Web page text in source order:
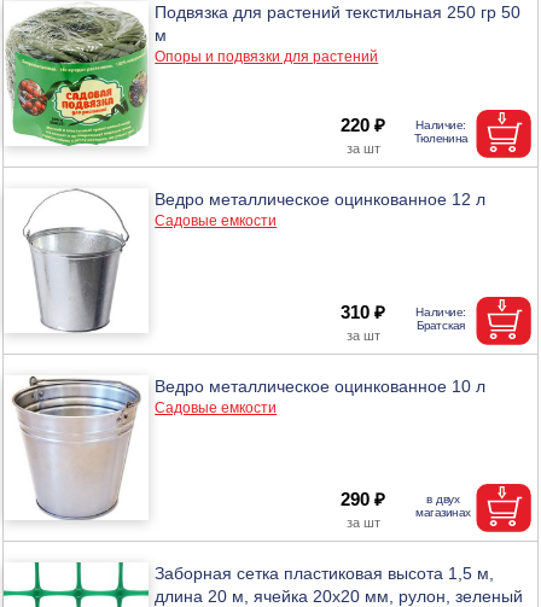
Подвязка для растений текстильная 250 гр 50
м
Опоры и подвязки для растений
220 ₽
Ведро металлическое оцинкованное 12 л
Садовые емкости
310 ₽
Ведро металлическое оцинкованное 10 л
Садовые емкости
290 ₽
Заборная сетка пластиковая высота 1,5 м,
длина 20 м, ячейка 20х20 мм, рулон, зеленый